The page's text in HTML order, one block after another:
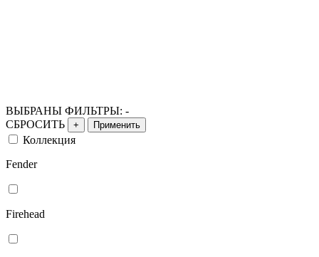
ВЫБРАНЫ ФИЛЬТРЫ: -
СБРОСИТЬ
+ Применить
Коллекция
Fender
Firehead